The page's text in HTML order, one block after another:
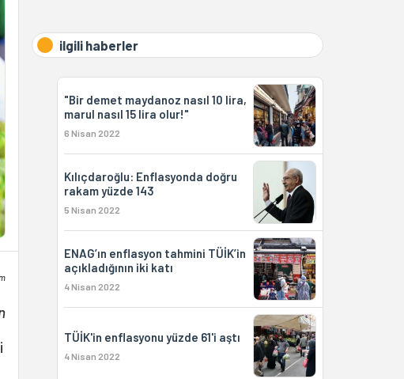
ilgili haberler
"Bir demet maydanoz nasıl 10 lira,
marul nasıl 15 lira olur!"
6 Nisan 2022
Kılıçdaroğlu: Enflasyonda doğru
rakam yüzde 143
5 Nisan 2022
ENAG’ın enflasyon tahmini TÜİK’in
açıkladığının iki katı
4 Nisan 2022
TÜİK'in enflasyonu yüzde 61'i aştı
4 Nisan 2022